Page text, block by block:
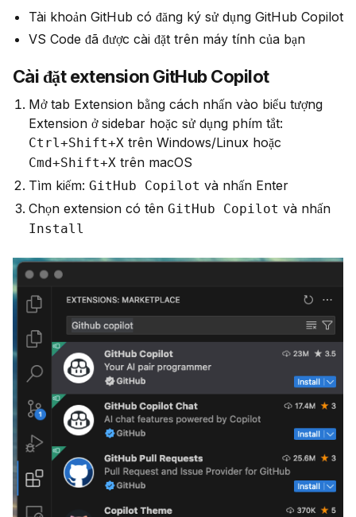
Tài khoản GitHub có đăng ký sử dụng GitHub Copilot
VS Code đã được cài đặt trên máy tính của bạn
Cài đặt extension GitHub Copilot
Mở tab Extension bằng cách nhấn vào biểu tượng
Extension ở sidebar hoặc sử dụng phím tắt:
Ctrl+Shift+X trên Windows/Linux hoặc
Cmd+Shift+X trên macOS
Tìm kiếm: GitHub Copilot và nhấn Enter
Chọn extension có tên GitHub Copilot và nhấn
Install